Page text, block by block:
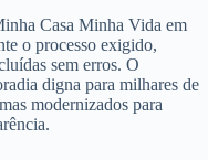
Casa Minha Vida em
o processo exigido,
sem erros. O
digna para milhares de
modernizados para